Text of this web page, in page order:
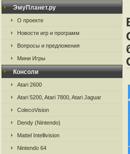
ЭмуПланет.ру
О проекте
Новости игр и программ
Вопросы и предложения
Мини Игры
Консоли
Atari 2600
Atari 5200, Atari 7800, Atari Jaguar
ColecoVision
Dendy (Nintendo)
Mattel Intellivision
Nintendo 64